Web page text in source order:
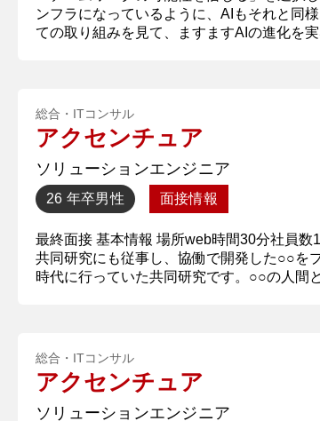
ンフラになっているように、AIもそれと同
ての取り組みを見て、ますますAIの進化を
総合・ITコンサル
アクセンチュア
ソリューションエンジニア
26 年卒男性 面接情報
最終面接 基本情報 場所web時間30分社員
共同研究にも従事し、協働で開発した○○を
時代に行っていた共同研究です。○○の人間
総合・ITコンサル
アクセンチュア
ソリューションエンジニア